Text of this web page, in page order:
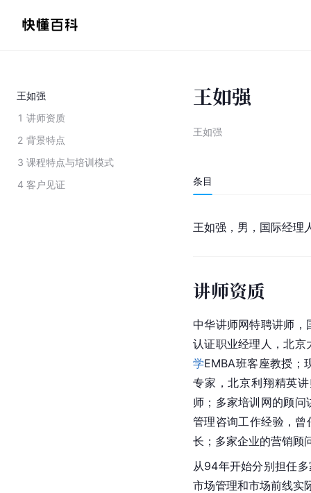
王如强
1 讲师资质
2 背景特点
3 课程特点与培训模式
4 客户见证
王如强
王如强
条目
王如强，男，国际经理
讲师资质
中华讲师网特聘讲师，
认证职业经理人，北
学EMBA班客座教授；
专家，北京利翔精英
师；多家培训网的顾
管理咨询工作经验，曾
长；多家企业的营销顾
从94年开始分别担任
市场管理和市场前线实